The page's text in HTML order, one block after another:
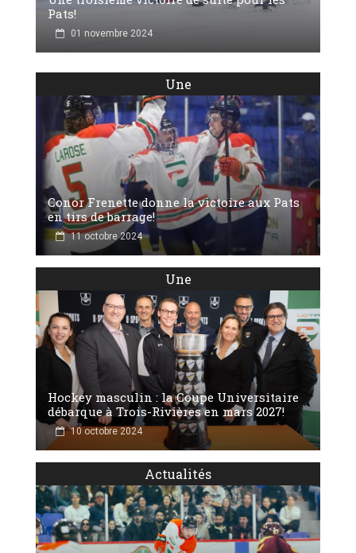
Pats!
01 novembre 2024
Une
Conor Frenette donne la victoire aux Pats
en tirs de barrage!
11 octobre 2024
Une
Hockey masculin : la Coupe Universitaire
débarque à Trois-Rivières en mars 2027!
10 octobre 2024
Actualités